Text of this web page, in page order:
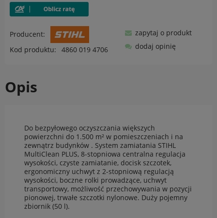
Producent:
Kod produktu:
4860 019 4706
zapytaj o produkt
dodaj opinię
Opis
Do bezpyłowego oczyszczania większych
powierzchni do 1.500 m² w pomieszczeniach i na
zewnątrz budynków . System zamiatania STIHL
MultiClean PLUS, 8-stopniowa centralna regulacja
wysokości, czyste zamiatanie, docisk szczotek,
ergonomiczny uchwyt z 2-stopniową regulacją
wysokości, boczne rolki prowadzące, uchwyt
transportowy, możliwość przechowywania w pozycji
pionowej, trwałe szczotki nylonowe. Duży pojemny
zbiornik (50 l).